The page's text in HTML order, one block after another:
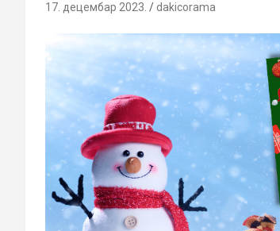
17. децембар 2023. dakicorama